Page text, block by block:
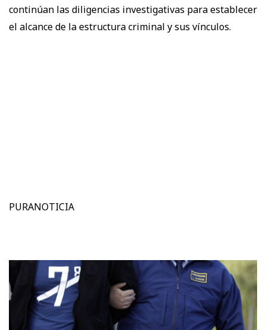
continúan las diligencias investigativas para establecer
el alcance de la estructura criminal y sus vínculos.
PURANOTICIA